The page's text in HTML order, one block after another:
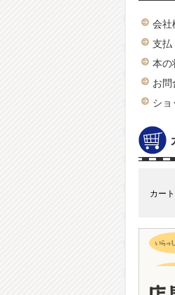
会社
支払
本の
お
シ
カー